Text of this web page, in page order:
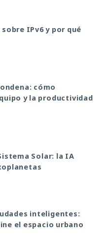
IPv6 y por qué
cómo
y la productividad
Solar: la IA
inteligentes:
el espacio urbano